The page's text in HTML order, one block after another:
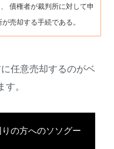
債権者が裁判所に対して申
売却する手続である。
任意売却するのがベ
。
の方へのソソグー